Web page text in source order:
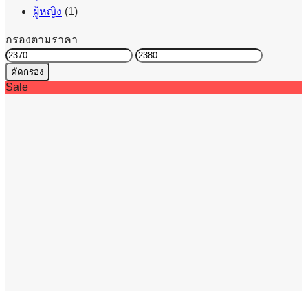
ผู้หญิง (1)
กรองตามราคา
ราคา
ต่ำ
สุด
ราคา
คัดกรอง
Sale